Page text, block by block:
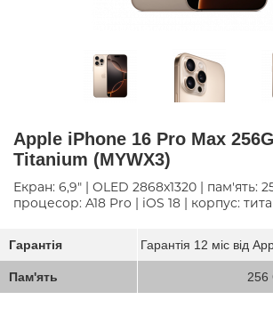
Apple iPhone 16 Pro Max
Titanium (MYWX3)
Екран: 6,9" | OLED 2868x1320 | пам'ять:
процесор: A18 Pro | iOS 18 | корпус:
Гарантія Гарантія 12 міс від
Пам'ять 256